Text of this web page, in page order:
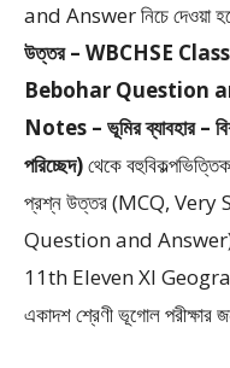
and Answerনিচে দেওয়া
উত্তর – WBCHSE
Bebohar Question
Notes – ভূমির ব্যাবহার –
পরিচ্ছেদ)থেকে
প্রশ্ন উত্তর (MCQ,
Question and
11th Eleven XI
একাদশ শ্রেণী ভূগোল পরীক্ষার